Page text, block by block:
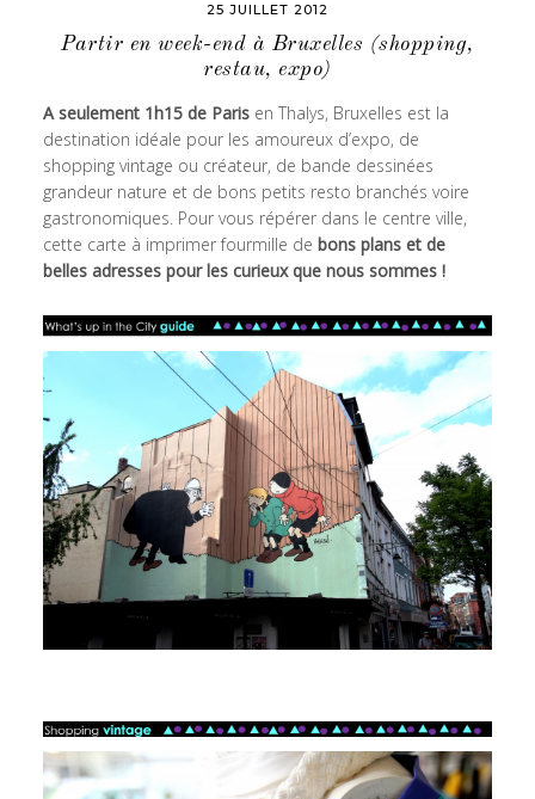
25 JUILLET 2012
Partir en week-end à Bruxelles (shopping,
restau, expo)
A seulement 1h15 de Parisen Thalys, Bruxelles est la
destination idéale pour les amoureux d’expo, de
shopping vintage ou créateur, de bande dessinées
grandeur nature et de bons petits resto branchés voire
gastronomiques. Pour vous répérer dans le centre ville,
cette carte à imprimer fourmille de bons plans et de
belles adresses pour les curieux que nous sommes !